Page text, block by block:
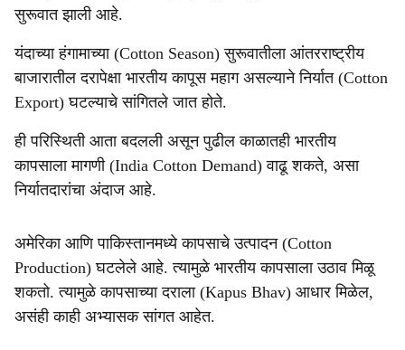
r
e
सुरूवात झाली आहे.
यंदाच्या हंगामाच्या (Cotton Season) सुरूवातीला आंतरराष्ट्रीय
बाजारातील दरापेक्षा भारतीय कापूस महाग असल्याने निर्यात (Cotton
Export) घटल्याचे सांगितले जात होते.
ही परिस्थिती आता बदलली असून पुढील काळातही भारतीय
कापसाला मागणी (India Cotton Demand) वाढू शकते, असा
निर्यातदारांचा अंदाज आहे.
अमेरिका आणि पाकिस्तानमध्ये कापसाचे उत्पादन (Cotton
Production) घटलेले आहे. त्यामुळे भारतीय कापसाला उठाव मिळू
शकतो. त्यामुळे कापसाच्या दराला (Kapus Bhav) आधार मिळेल,
असंही काही अभ्यासक सांगत आहेत.